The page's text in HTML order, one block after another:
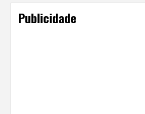
Publicidade